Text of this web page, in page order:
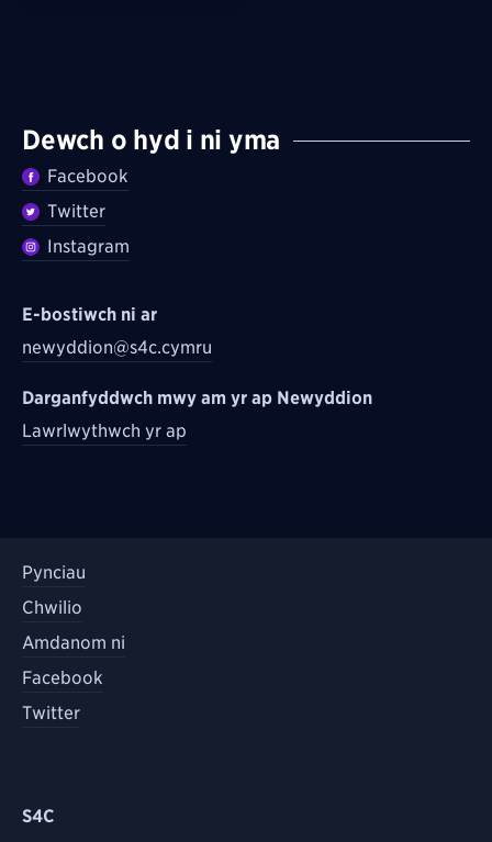
Dewch o hyd i ni yma
Facebook
Twitter
Instagram
E-bostiwch ni ar
newyddion@s4c.cymru
Darganfyddwch mwy am yr ap Newyddion
Lawrlwythwch yr ap
Pynciau
Chwilio
Amdanom ni
Facebook
Twitter
S4C